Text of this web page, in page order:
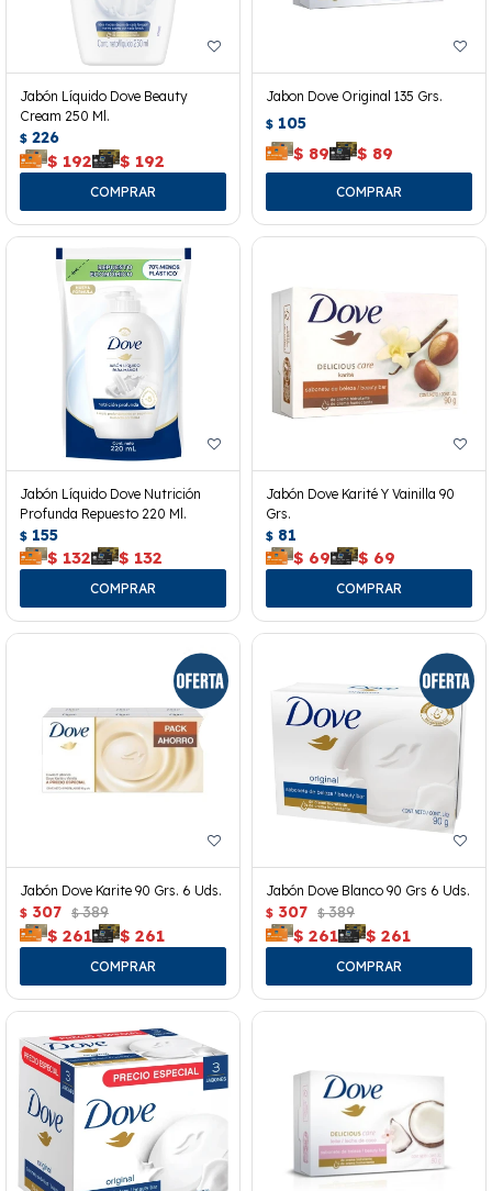
Jabón Líquido Dove Beauty
Cream 250 Ml.
$ 226
$ 192 $ 192
Jabon Dove Original 135 Grs.
$ 105
$ 89 $ 89
Jabón Líquido Dove Nutrición
Profunda Repuesto 220 Ml.
$ 155
$ 132 $ 132
Jabón Dove Karité Y Vainilla 90
Grs.
$ 81
$ 69 $ 69
Jabón Dove Karite 90 Grs. 6 Uds.
$ 307 $ 389
$ 261 $ 261
Jabón Dove Blanco 90 Grs 6 Uds.
$ 307 $ 389
$ 261 $ 261